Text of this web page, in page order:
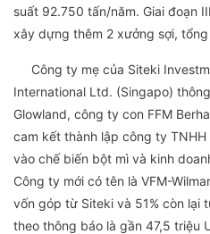
suất 92.750 tấn/năm. Giai đoạn
xây dựng thêm 2 xưởng sợi,
Công ty mẹ của Siteki
International Ltd. (Singapo)
Glowland, công ty con FFM
cam kết thành lập công ty
vào chế biến bột mì và kinh
Công ty mới có tên là VFM-
vốn góp từ Siteki và 51% còn lại
theo thông báo là gần 47,5 triệu